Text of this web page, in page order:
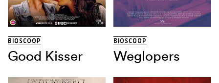
BIOSCOOP
Good Kisser
BIOSCOOP
Weglopers